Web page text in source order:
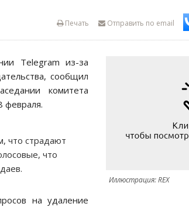
Отправить по email
Печать
Иллюстрация: REX
Telegram из-за
сообщил
комитета
февраля.
что страдают
что
на удаление